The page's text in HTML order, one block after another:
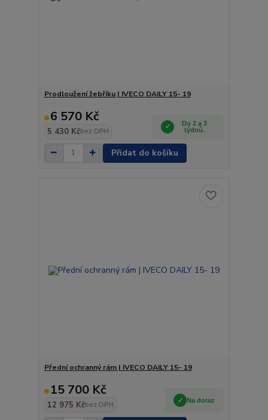
Prodloužení žebříku | IVECO DAILY 15- 19
6 570 Kč
5 430 Kčbez DPH
Do 2 a 3
týdnů.
Přidat do košíku
Přední ochranný rám | IVECO DAILY 15- 19
15 700 Kč
12 975 Kčbez DPH
Na dotaz